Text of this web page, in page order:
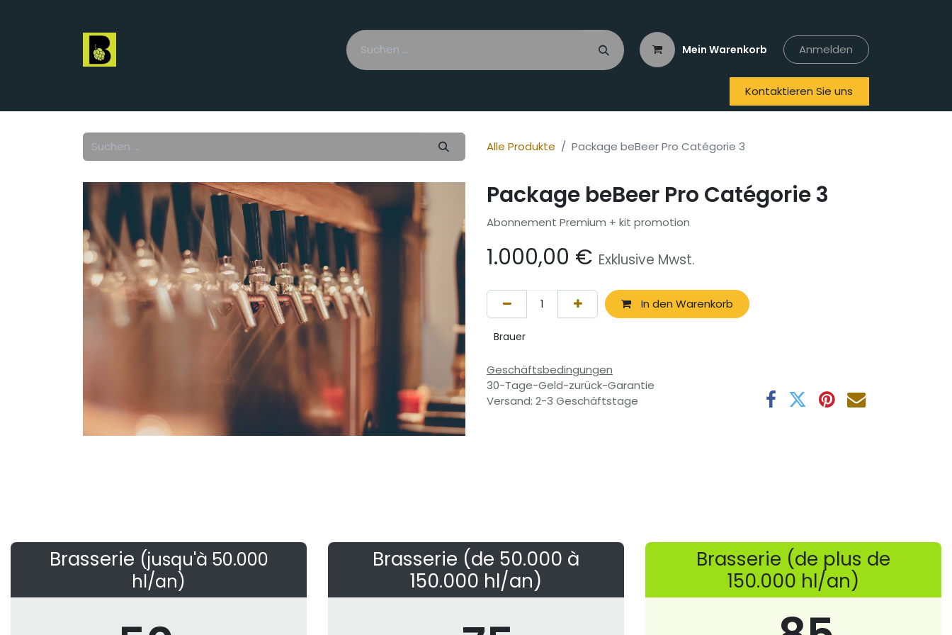
Mein Warenkorb Anmelden
Kontaktieren Sie uns
Alle Produkte Package beBeer Pro Catégorie 3
Package beBeer Pro Catégorie 3
Abonnement Premium + kit promotion
1.000,00 € Exklusive Mwst.
In den Warenkorb
Brauer
Geschäftsbedingungen
30-Tage-Geld-zurück-Garantie
Versand: 2-3 Geschäftstage
Brasserie (jusqu'à 50.000
hl/an)
Brasserie (de 50.000 à
150.000 hl/an)
Brasserie (de plus de
150.000 hl/an)